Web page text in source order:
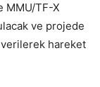
MMU/TF-X
ve projede
hareket